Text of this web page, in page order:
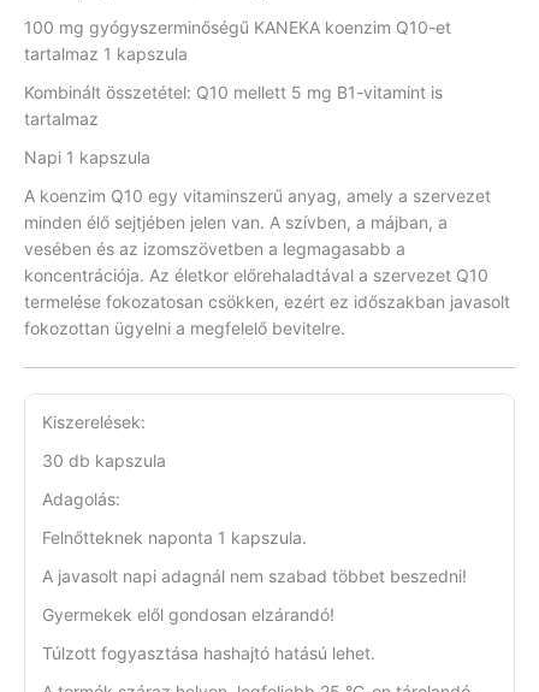
100 mg gyógyszerminőségű KANEKA koenzim Q10-et
tartalmaz 1 kapszula
Kombinált összetétel: Q10 mellett 5 mg B1-vitamint is
tartalmaz
Napi 1 kapszula
A koenzim Q10 egy vitaminszerű anyag, amely a szervezet
minden élő sejtjében jelen van. A szívben, a májban, a
vesében és az izomszövetben a legmagasabb a
koncentrációja. Az életkor előrehaladtával a szervezet Q10
termelése fokozatosan csökken, ezért ez időszakban javasolt
fokozottan ügyelni a megfelelő bevitelre.
Kiszerelések:
30 db kapszula
Adagolás:
Felnőtteknek naponta 1 kapszula.
A javasolt napi adagnál nem szabad többet beszedni!
Gyermekek elől gondosan elzárandó!
Túlzott fogyasztása hashajtó hatású lehet.